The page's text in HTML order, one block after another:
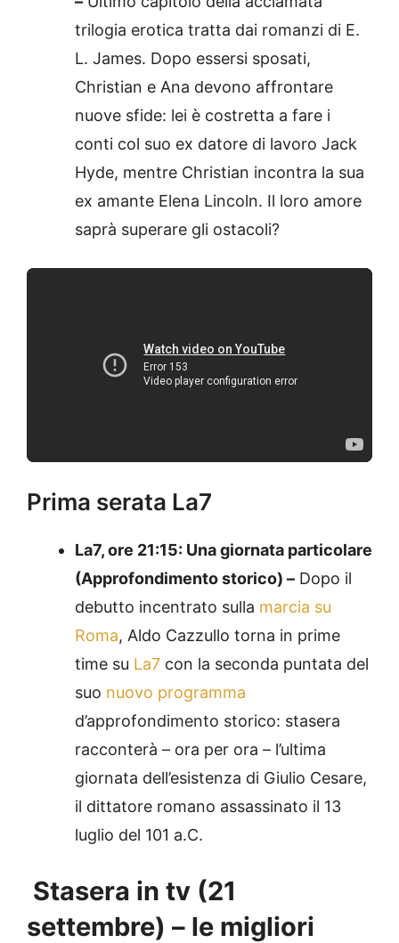
trilogia erotica tratta dai romanzi di E.
L. James. Dopo essersi sposati,
Christian e Ana devono affrontare
nuove sfide: lei è costretta a fare i
conti col suo ex datore di lavoro Jack
Hyde, mentre Christian incontra la sua
ex amante Elena Lincoln. Il loro amore
saprà superare gli ostacoli?
Prima serata La7
La7, ore 21:15: Una giornata particolare
(Approfondimento storico) – Dopo il
debutto incentrato sulla marcia su
Roma, Aldo Cazzullo torna in prime
time su La7 con la seconda puntata del
suo nuovo programma
d’approfondimento storico: stasera
racconterà – ora per ora – l’ultima
giornata dell’esistenza di Giulio Cesare,
il dittatore romano assassinato il 13
luglio del 101 a.C.
Stasera in tv (21
settembre) – le migliori